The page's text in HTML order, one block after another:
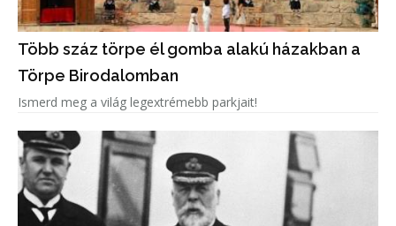
Több száz törpe él gomba alakú házakban a
Törpe Birodalomban
Ismerd meg a világ legextrémebb parkjait!